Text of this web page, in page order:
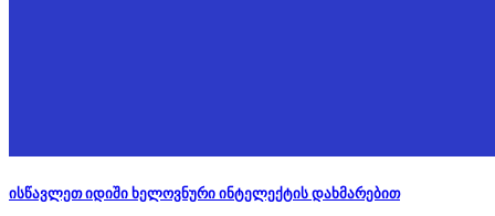
ისწავლეთ იდიში ხელოვნური ინტელექტის დახმარებით